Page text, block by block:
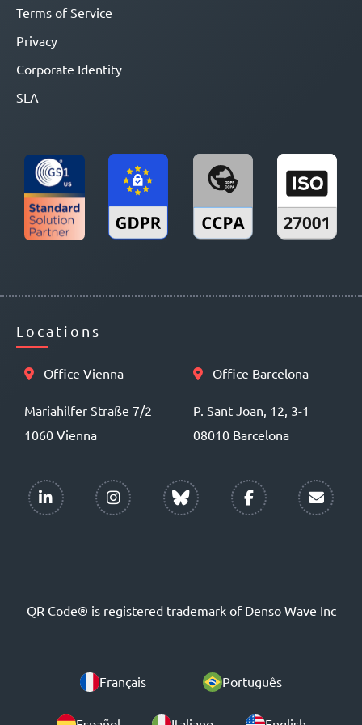
Terms of Service
Privacy
Corporate Identity
SLA
Locations
Office Vienna
Mariahilfer Straße 7/2
1060 Vienna
Office Barcelona
P. Sant Joan, 12, 3-1
08010 Barcelona
QR Code® is registered trademark of Denso Wave Inc
Français Português